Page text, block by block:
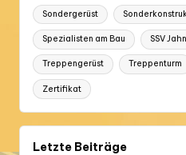
Sondergerüst
Spezialisten am Bau SSV
Treppengerüst Treppenturm
Zertifikat
Letzte Beiträge